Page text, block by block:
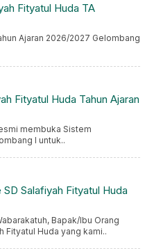
Fityatul Huda TA
Ajaran 2026/2027 Gelombang
Fityatul Huda Tahun Ajaran
membuka Sistem
I untuk..
Salafiyah Fityatul Huda
Bapak/Ibu Orang
Fityatul Huda yang kami..